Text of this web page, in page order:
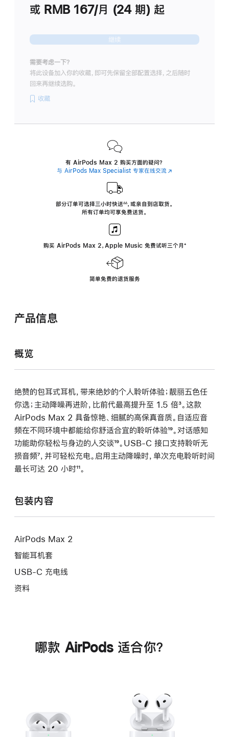
或 RMB 167/月 (24 期) 起
继续
需要考虑一下？
将此设备加入你的收藏，即可先保留全部配置选择，之后随时
回来再继续选购。
收藏
有 AirPods Max 2 购买方面的疑问？
与 AirPods Max Specialist 专家在线交流(在
中
部分订单可选择三小时快送∆∆， 或亲自到店取货。
所有订单均可享免费送货。
购买 AirPods Max 2，Apple Music 免费试听三个月 ‍脚
‍⁺
简单免费的退货服务
产品信息
概览
绝赞的包耳式耳机，带来绝妙的个人聆听体验；靓丽五色任
你选；主动降噪再进阶，比前代最高提升至 1.5 倍脚
注
³。这款
AirPods Max 2 具备惊艳、细腻的高保真音质。自适应音
频在不同环境中都能给你舒适合宜的聆听体验脚
注
¹⁹。对话感知
功能助你轻松与身边的人交谈脚
注
¹⁹。USB-C 接口支持聆听无
损音频脚
注
⁷，并可轻松充电。启用主动降噪时，单次充电聆听时间
最长可达 20 小时脚
¹¹。
包装内容
AirPods Max 2
智能耳机套
USB-C 充电线
资料
哪款 AirPods 适合你？